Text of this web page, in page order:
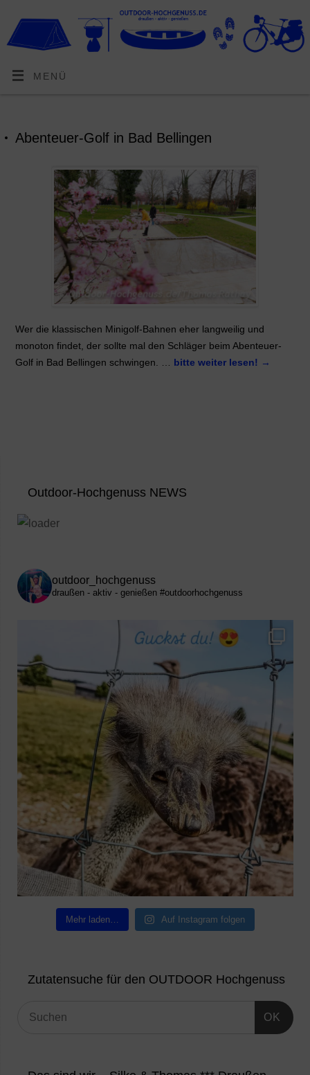
MENÜ
Abenteuer-Golf in Bad Bellingen
Wer die klassischen Minigolf-Bahnen eher langweilig und
monoton findet, der sollte mal den Schläger beim Abenteuer-
Golf in Bad Bellingen schwingen. … bitte weiter lesen! →
Outdoor-Hochgenuss NEWS
outdoor_hochgenuss
draußen - aktiv - genießen #outdoorhochgenuss
Mehr laden… Auf Instagram folgen
Zutatensuche für den OUTDOOR Hochgenuss
OK